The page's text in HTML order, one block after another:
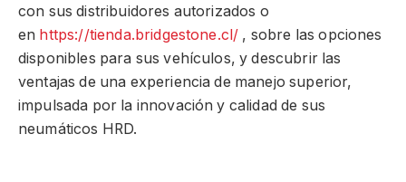
con sus distribuidores autorizados o
en https://tienda.bridgestone.cl/ , sobre las opciones
disponibles para sus vehículos, y descubrir las
ventajas de una experiencia de manejo superior,
impulsada por la innovación y calidad de sus
neumáticos HRD.